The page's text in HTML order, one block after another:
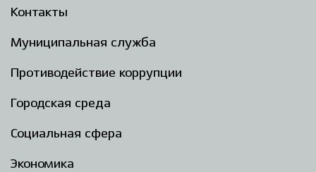
Контакты
Муниципальная служба
Противодействие коррупции
Городская среда
Социальная сфера
Экономика